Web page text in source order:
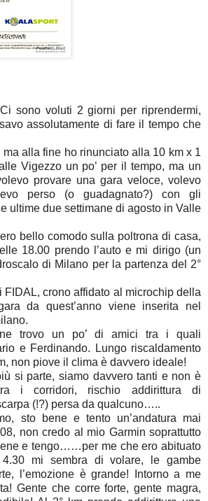
sono voluti 2 giorni per riprendermi,
assolutamente di fare il tempo che
alla fine ho rinunciato alla 10 km x 1
Vigezzo un po’ per il tempo, ma un
provare una gara veloce, volevo
perso (o guadagnato?) con gli
ultime due settimane di agosto in Valle
bello comodo sulla poltrona di casa,
18.00 prendo l’auto e mi dirigo (un
di Milano per la partenza del 2°
FIDAL, crono affidato al microchip della
da quest’anno viene inserita nel
trovo un po’ di amici tra i quali
e Ferdinando. Lungo riscaldamento
non piove il clima è davvero ideale!
si parte, siamo davvero tanti e non è
i corridori, rischio addirittura di
(!?) persa da qualcuno…..
sto bene e tento un’andatura mai
non credo al mio Garmin soprattutto
e tengo……per me che ero abituato
4.30 mi sembra di volare, le gambe
l’emozione è grande! Intorno a me
Gente che corre forte, gente magra,